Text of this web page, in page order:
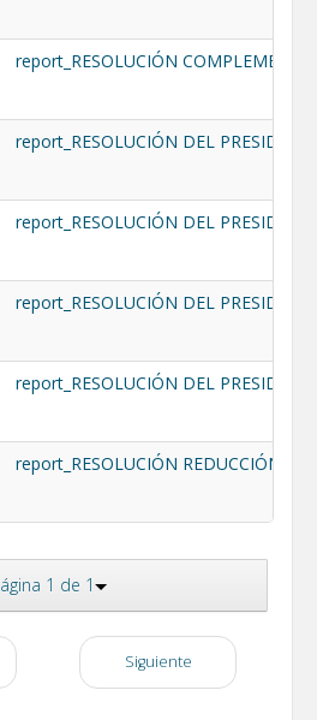
report_RESOLUCIÓN
report_RESOLUCIÓN DEL
report_RESOLUCIÓN DEL
report_RESOLUCIÓN DEL
report_RESOLUCIÓN DEL
report_RESOLUCIÓN REDUCCIÓN
1 de 1
Siguiente